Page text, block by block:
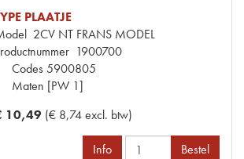
PLAATJE
2CV NT FRANS MODEL
1900700
Codes5900805
Maten [PW 1]
10,49 (€ 8,74 excl. btw)
Info Bestel